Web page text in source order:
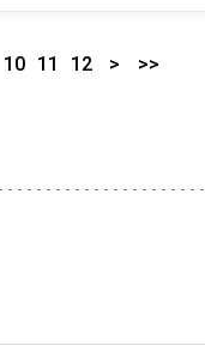
10 11 12 > >>